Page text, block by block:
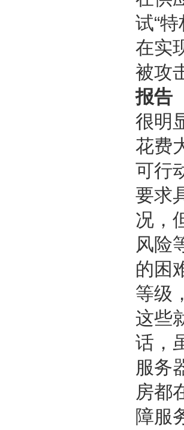
试“
在实
被攻
报告
很明
花费
可行
要求
况，
风险
的困
等级
这些
话，
服务
房都
障服